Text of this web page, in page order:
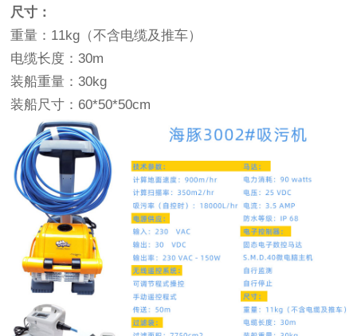
尺寸：
重量：11kg（不含电缆及推车）
电缆长度：30m
装船重量：30kg
装船尺寸：60*50*50cm